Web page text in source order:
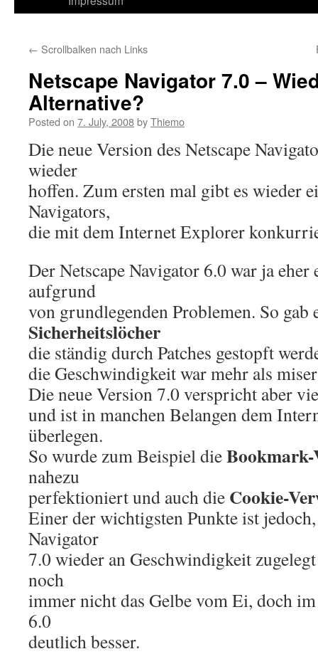
← Scrollbalken nach Links
Netscape Navigator 7.0 –
Alternative?
Posted on 7. July, 2008byThiemo
Die neue Version des Netscape
wieder
hoffen. Zum ersten mal gibt es wieder
Navigators,
die mit dem Internet Explorer
Der Netscape Navigator 6.0 war ja
aufgrund
von grundlegenden Problemen. So gab
Sicherheitslöcher
die ständig durch Patches gestopft
die Geschwindigkeit war mehr als
Die neue Version 7.0 verspricht aber
und ist in manchen Belangen dem
überlegen.
So wurde zum Beispiel die
nahezu
perfektioniert und auch die Cookie-
Einer der wichtigsten Punkte ist jedoch,
Navigator
7.0 wieder an Geschwindigkeit
noch
immer nicht das Gelbe vom Ei, doch
6.0
deutlich besser.